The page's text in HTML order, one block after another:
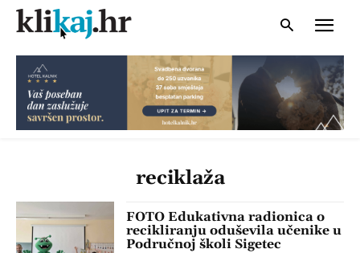
reciklaža
FOTO Edukativna radionica o
recikliranju oduševila učenike u
Područnoj školi Sigetec